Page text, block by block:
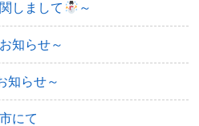
しまして ～
知らせ～
知らせ～
にて